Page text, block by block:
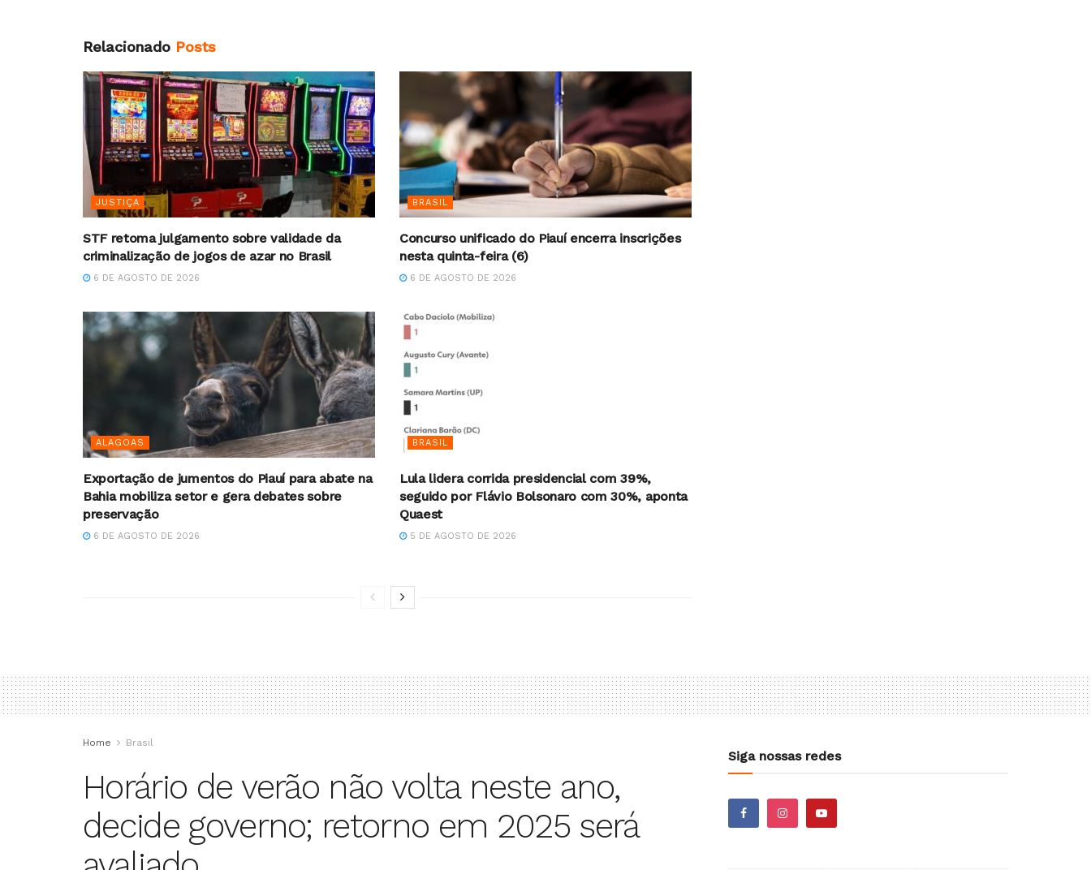
Relacionado Posts
JUSTIÇA
STF retoma julgamento sobre validade da
criminalização de jogos de azar no Brasil
6 DE AGOSTO DE 2026
BRASIL
Concurso unificado do Piauí encerra inscrições
nesta quinta-feira (6)
6 DE AGOSTO DE 2026
ALAGOAS
Exportação de jumentos do Piauí para abate na
Bahia mobiliza setor e gera debates sobre
preservação
6 DE AGOSTO DE 2026
BRASIL
Lula lidera corrida presidencial com 39%,
seguido por Flávio Bolsonaro com 30%, aponta
Quaest
5 DE AGOSTO DE 2026
Home Brasil
Horário de verão não volta neste ano,
decide governo; retorno em 2025 será
Siga nossas redes